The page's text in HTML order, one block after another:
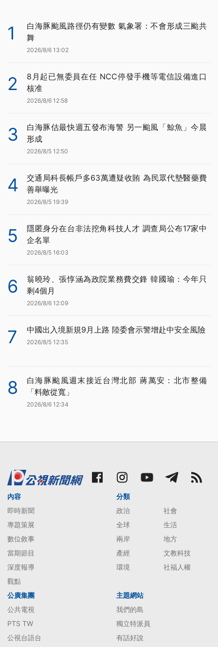
1
白海豚颱風路徑仍有變數 氣象署：不會形成三颱共
舞
2026/8/6 13:02
2
8月起已無委員在任 NCC停發手機等電信設備進口
核准
2026/8/6 12:58
3
白海豚估最快週五發布海警 另一颱風「鯨魚」今晨
形成
2026/8/5 12:50
4
交通局科長帳戶多63萬遭疑收賄 為民眾代墊醫藥費
善舉曝光
2026/8/5 19:39
5
隱匿身分在台非法挖角科技人才 調查局公布17家中
企名單
2026/8/5 16:03
6
翁曉玲、張惇涵為政院業務費交鋒 韓國瑜：今年只
剩4個月
2026/8/6 12:09
7 中國出入境新規9月上路 陸委會示警增赴中安全風險
2026/8/5 12:35
8
白海豚颱風週末接近台灣北部 蔣萬安：北市整備
「料敵從寬」
2026/8/6 12:34
內容
即時新聞
專題策展
數位敘事
當期節目
深度報導
觀點
分類
政治
社會
全球
生活
兩岸
地方
產經
文教科技
環境
社福人權
公廣集團
公共電視
PTS TW
公視台語台
主題網站
我們的島
獨立特派員
有話好說